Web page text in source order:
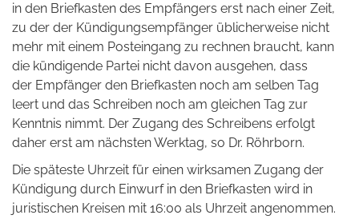
in den Brief­kas­ten des Emp­fän­gers erst nach einer Zeit,
zu der der Kündigungsempfänger üb­li­cher­wei­se nicht
mehr mit einem Post­ein­gang zu rech­nen braucht, kann
die kündigende Partei nicht davon aus­ge­hen, dass
der Empfänger den Brief­kas­ten noch am sel­ben Tag
leert und das Schrei­ben noch am gleichen Tag zur
Kennt­nis nimmt. Der Zu­gang des Schrei­bens er­folgt
daher erst am nächs­ten Werk­tag, so Dr. Röhrborn.
Die späteste Uhrzeit für einen wirksamen Zugang der
Kündigung durch Einwurf in den Briefkasten wird in
juristischen Kreisen mit 16:00 als Uhrzeit angenommen.